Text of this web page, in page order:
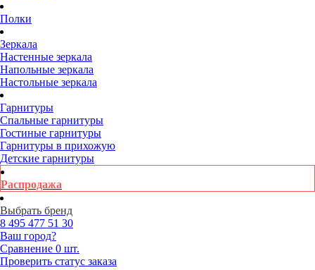
Полки
Зеркала
Настенные зеркала
Напольные зеркала
Настольные зеркала
Гарнитуры
Спальные гарнитуры
Гостиные гарнитуры
Гарнитуры в прихожую
Детские гарнитуры
Распродажа
Выбрать бренд
8 495 477 51 30
Ваш город?
Сравнение 0 шт.
Проверить статус заказа